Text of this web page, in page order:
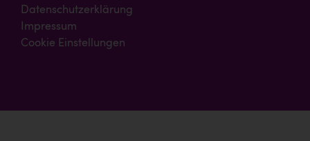
Datenschutzerklärung
Impressum
Cookie Einstellungen